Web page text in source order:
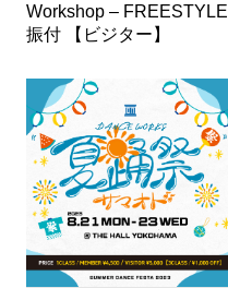
Workshop – FREESTYLE
振付 【ビジター】